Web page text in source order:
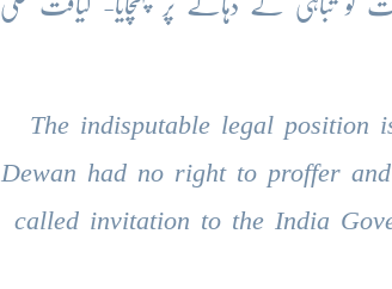
تباہی کے دہانے پر پہنچایا- لیاقت علی
The indisputable legal position
Dewan had no right to proffer
called invitation to the India